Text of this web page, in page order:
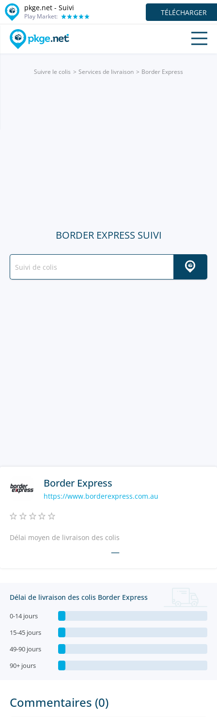
pkge.net - Suivi
Play Market: TÉLÉCHARGER
Suivre le colis Services de livraison Border Express
BORDER EXPRESS SUIVI
Border Express
https://www.borderexpress.com.au
Délai moyen de livraison des colis
—
Délai de livraison des colis Border Express
0-14 jours
15-45 jours
49-90 jours
90+ jours
Commentaires (0)